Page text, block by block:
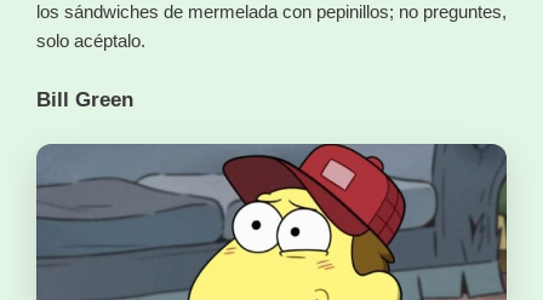
los sándwiches de mermelada con pepinillos; no preguntes,
solo acéptalo.
Bill Green